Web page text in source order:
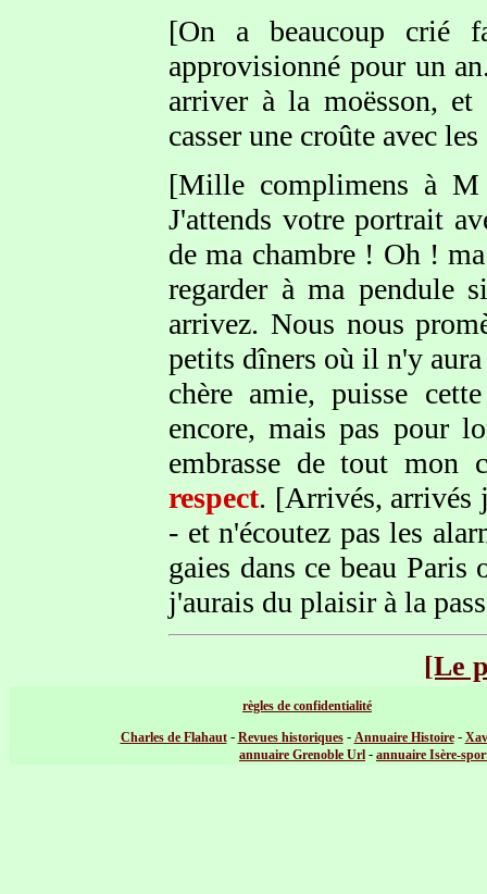
[On a beaucoup crié
approvisionné pour un
arriver à la moësson,
casser une croûte avec
[Mille complimens à
J'attends votre portrait
de ma chambre ! Oh !
regarder à ma pendule
arrivez. Nous nous
petits dîners où il n'y
chère amie, puisse
encore, mais pas pour
embrasse de tout mon
respect. [Arrivés, arrivés
- et n'écoutez pas les
gaies dans ce beau
j'aurais du plaisir à la
[Le
règles de confidentialité
Charles de Flahaut- Revues historiques- Annuaire Histoire-
annuaire Grenoble Url - annuaire Isère-